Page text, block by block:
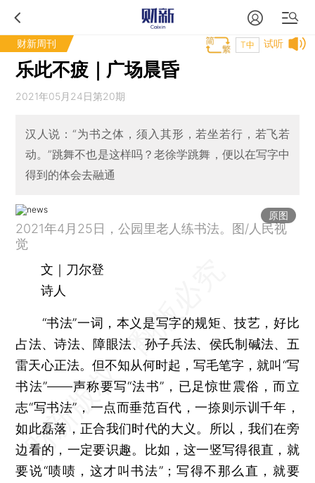
财新周刊 试听
T中
乐此不疲｜广场晨昏
2021年05月24日第20期
汉人说：“为书之体，须入其形，若坐若行，若飞若
动。”跳舞不也是这样吗？老徐学跳舞，便以在写字中
得到的体会去融通
原图
2021年4月25日，公园里老人练书法。图/人民视
觉
文｜刀尔登
诗人
“书法”一词，本义是写字的规矩、技艺，好比
占法、诗法、障眼法、孙子兵法、侯氏制碱法、五
雷天心正法。但不知从何时起，写毛笔字，就叫“写
书法”——声称要写“法书”，已足惊世震俗，而立
志“写书法”，一点而垂范百代，一捺则示训千年，
如此磊落，正合我们时代的大义。所以，我们在旁
边看的，一定要识趣。比如，这一竖写得很直，就
要说“啧啧，这才叫书法”；写得不那么直，就要